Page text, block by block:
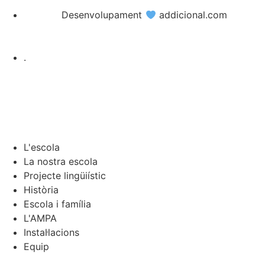
Desenvolupament addicional.com
.
L'escola
La nostra escola
Projecte lingüiístic
Història
Escola i família
L'AMPA
Instal·lacions
Equip